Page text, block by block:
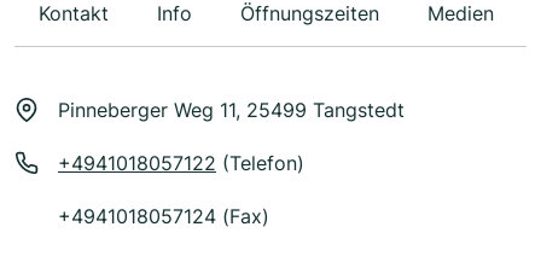
Kontakt Info Öffnungszeiten Medien
Pinneberger Weg 11, 25499 Tangstedt
+4941018057122 (Telefon)
+4941018057124 (Fax)